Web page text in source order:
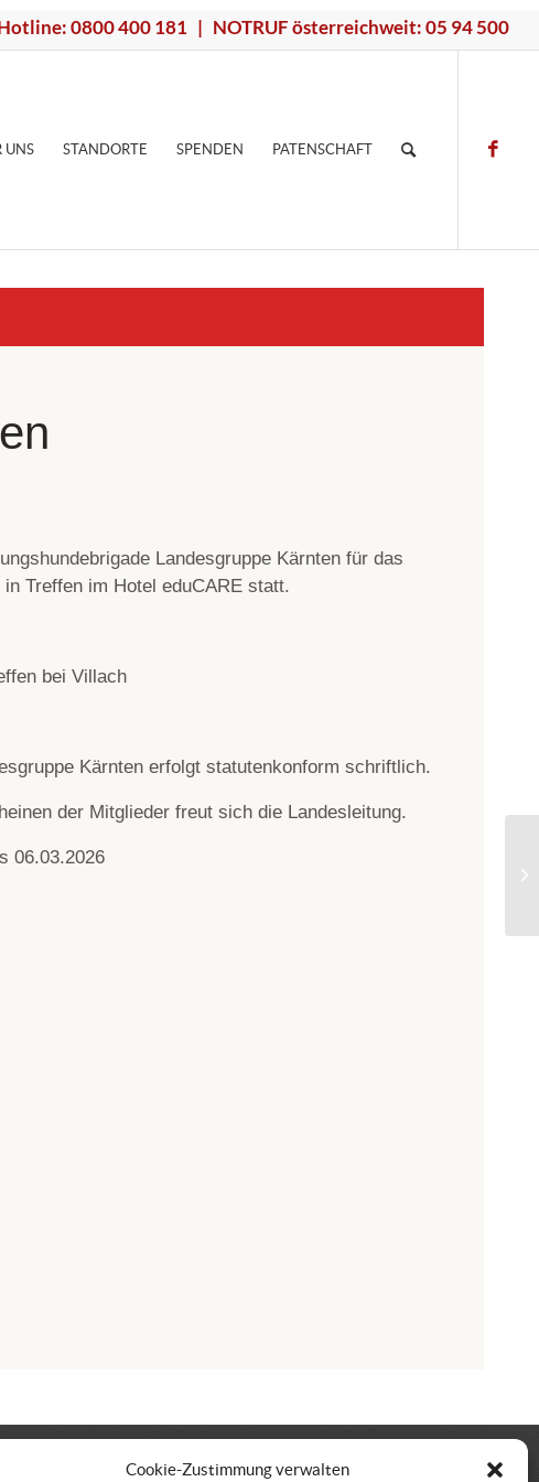
Cookie-Zustimmung verwalten
0800 400 181 | NOTRUF österreichweit: 05 94 500
UNS STANDORTE SPENDEN PATENSCHAFT
Landesgruppe Kärnten für das
Treffen im Hotel eduCARE statt.
bei Villach
Kärnten erfolgt statutenkonform schriftlich.
der Mitglieder freut sich die Landesleitung.
06.03.2026